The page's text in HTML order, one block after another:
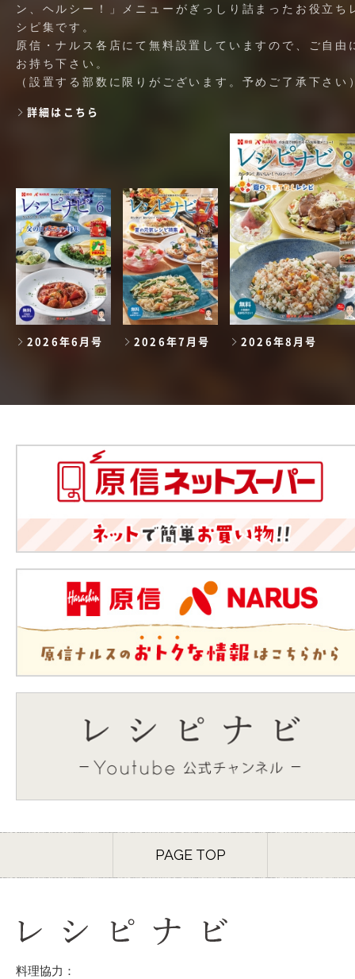
ン、ヘルシー！」メニューがぎっしり詰まったお役立ち
シピ集です。
原信・ナルス各店にて無料設置していますので、ご自由
お持ち下さい。
（設置する部数に限りがございます。予めご了承下さい
詳細はこちら
2026年6月号 2026年7月号 2026年8月号
PAGE TOP
料理協力：